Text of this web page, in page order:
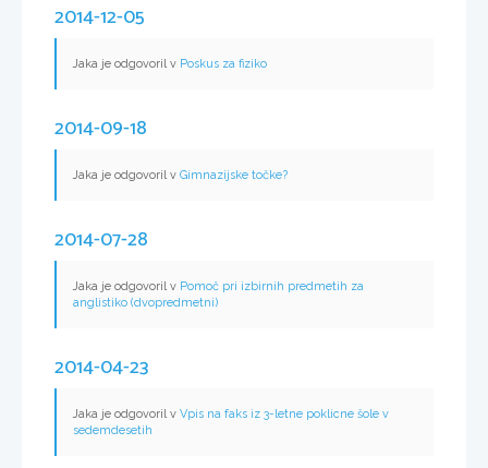
2014-12-05
Jaka je odgovoril v Poskus za fiziko
2014-09-18
Jaka je odgovoril v Gimnazijske točke?
2014-07-28
Jaka je odgovoril v Pomoč pri izbirnih predmetih za
anglistiko (dvopredmetni)
2014-04-23
Jaka je odgovoril v Vpis na faks iz 3-letne poklicne šole v
sedemdesetih